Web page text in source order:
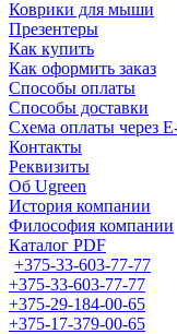
Коврики для мыши
Презентеры
Как купить
Как оформить заказ
Способы оплаты
Способы доставки
Схема оплаты через
Контакты
Реквизиты
Об Ugreen
История компании
Философия компании
Каталог PDF
+375-33-603-77-77
+375-33-603-77-77
+375-29-184-00-65
+375-17-379-00-65